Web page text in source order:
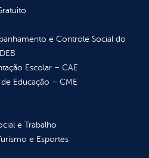
e Controle Social do
Escolar – CAE
Educação – CME
e Trabalho
e Esportes